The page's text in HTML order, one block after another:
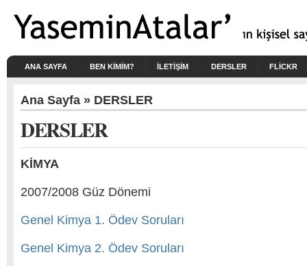
ANA SAYFA BEN KIMIM? İLETİŞİM DERSLER FLICKR
Ana Sayfa » DERSLER
DERSLER
KİMYA
2007/2008 Güz Dönemi
Genel Kimya 1. Ödev Soruları
Genel Kimya 2. Ödev Soruları